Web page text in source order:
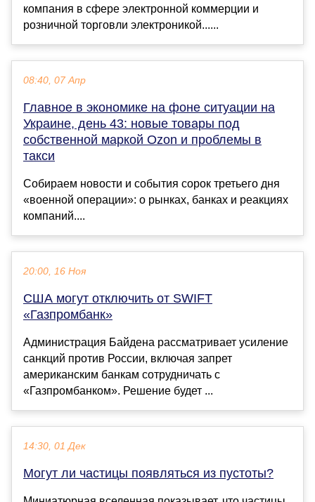
компания в сфере электронной коммерции и
розничной торговли электроникой......
08:40, 07 Апр
Главное в экономике на фоне ситуации на
Украине, день 43: новые товары под
собственной маркой Ozon и проблемы в
такси
Собираем новости и события сорок третьего дня
«военной операции»: о рынках, банках и реакциях
компаний....
20:00, 16 Ноя
США могут отключить от SWIFT
«Газпромбанк»
Администрация Байдена рассматривает усиление
санкций против России, включая запрет
американским банкам сотрудничать с
«Газпромбанком». Решение будет ...
14:30, 01 Дек
Могут ли частицы появляться из пустоты?